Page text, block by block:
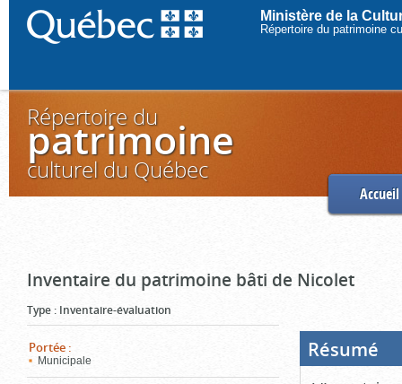
Ministère de la
Répertoire du patrimoine
Répertoire du
patrimoine
culturel du Québec
Accueil
Inventaire du patrimoine bâti de Nicolet
Type : Inventaire-évaluation
Portée :
Municipale Résumé